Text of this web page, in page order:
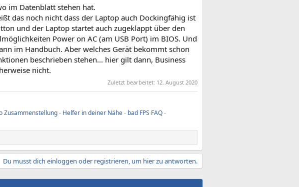
im Datenblatt stehen hat.
das noch nicht dass der Laptop auch Dockingfähig ist
und der Laptop startet auch zugeklappt über den
Power on AC (am USB Port) im BIOS. Und
im Handbuch. Aber welches Gerät bekommt schon
beschrieben stehen... hier gilt dann, Business
nicht.
Zuletzt bearbeitet: 12. August 2020
Zusammenstellung- Helfer in deiner Nähe- bad FPS FAQ-
Du musst dich einloggen oder registrieren, um hier zu antworten.